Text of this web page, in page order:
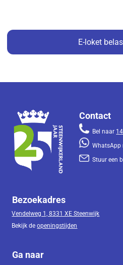
E-loket
Contact
Bel naar
Stuur een
Bezoekadres
Vendelweg 1, 8331 XE Steenwijk
Bekijk deopeningstijden
Ga naar